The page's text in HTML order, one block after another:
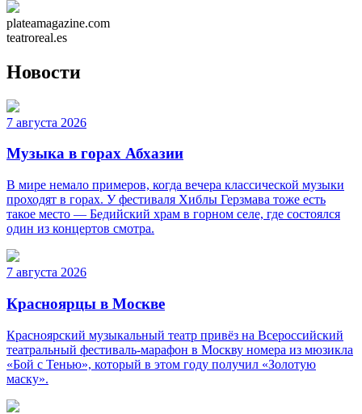
plateamagazine.com
teatroreal.es
Новости
7 августа 2026
Музыка в горах Абхазии
В мире немало примеров, когда вечера классической музыки
проходят в горах. У фестиваля Хиблы Герзмава тоже есть
такое место — Бедийский храм в горном селе, где состоялся
один из концертов смотра.
7 августа 2026
Красноярцы в Москве
Красноярский музыкальный театр привёз на Всероссийский
театральный фестиваль-марафон в Москву номера из мюзикла
«Бой с Тенью», который в этом году получил «Золотую
маску».